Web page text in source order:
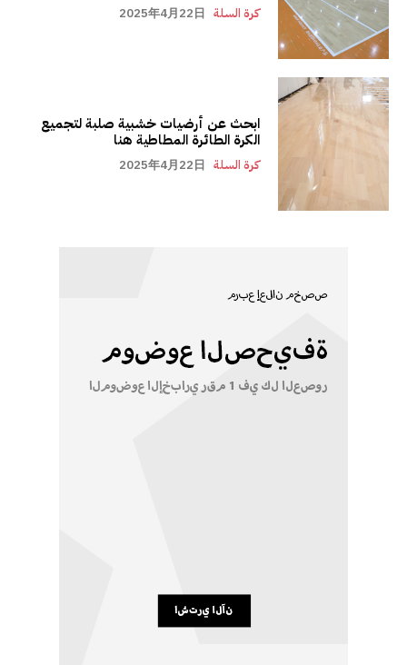
كرة السلة 2025年4月22日
ابحث عن أرضيات خشبية صلبة لتجميع
الكرة الطائرة المطاطية هنا
كرة السلة 2025年4月22日